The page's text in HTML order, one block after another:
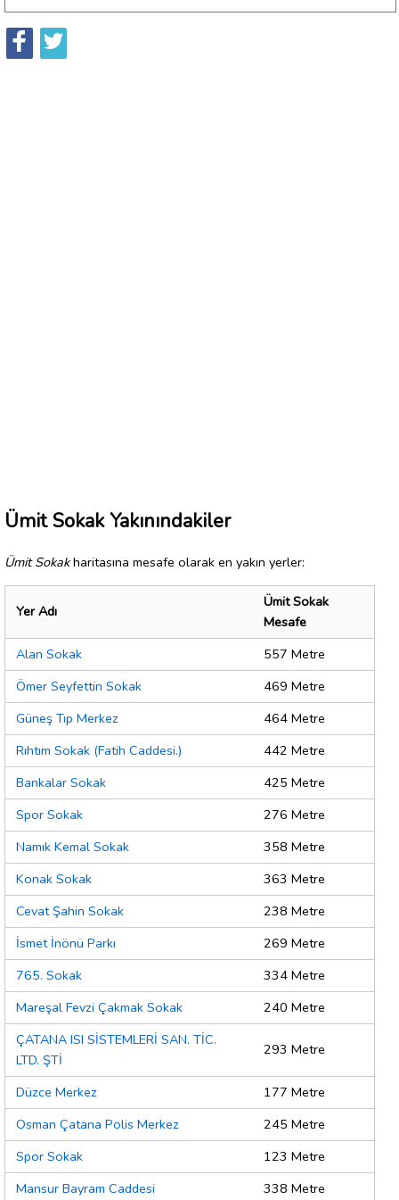
Ümit Sokak Yakınındakiler
Ümit Sokakharitasına mesafe olarak en yakın yerler:
Yer Adı
Ümit Sokak
Mesafe
Alan Sokak
557 Metre
Ömer Seyfettin Sokak
469 Metre
Güneş Tıp Merkez
464 Metre
Rıhtım Sokak (Fatih Caddesi.)
442 Metre
Bankalar Sokak
425 Metre
Spor Sokak
276 Metre
Namık Kemal Sokak
358 Metre
Konak Sokak
363 Metre
Cevat Şahin Sokak
238 Metre
İsmet İnönü Parkı
269 Metre
765. Sokak
334 Metre
Mareşal Fevzi Çakmak Sokak
240 Metre
ÇATANA ISI SİSTEMLERİ SAN. TİC.
LTD. ŞTİ
293 Metre
Düzce Merkez
177 Metre
Osman Çatana Polis Merkez
245 Metre
Spor Sokak
123 Metre
Mansur Bayram Caddesi
338 Metre